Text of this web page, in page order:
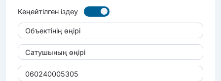
Кеңейтілген іздеу
Объектінің өңірі
Сатушының өңірі